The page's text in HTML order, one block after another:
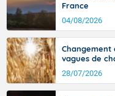
signifiant au-delà des monts,
d’où provient ce vent.
France
04/08/2026
Changement
vagues de
28/07/2026